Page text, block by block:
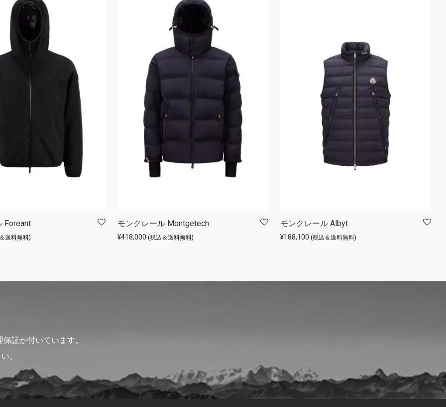
Foreant
送料無料)
モンクレール Montgetech
¥418,000 (税込＆送料無料)
モンクレール Albyt
¥188,100 (税込＆送料無料)
証が付いています。
。